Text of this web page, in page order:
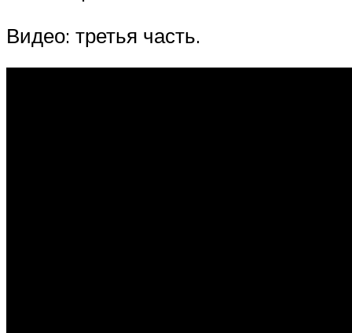
Видео: третья часть.